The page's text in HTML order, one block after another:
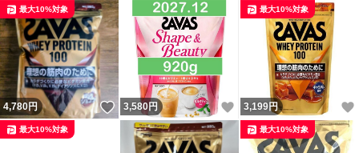
4,780円 いいね！
最大10%対象
3,580円 いいね！
3,199円
最大10%対象
最大10%対象 最大10%対象